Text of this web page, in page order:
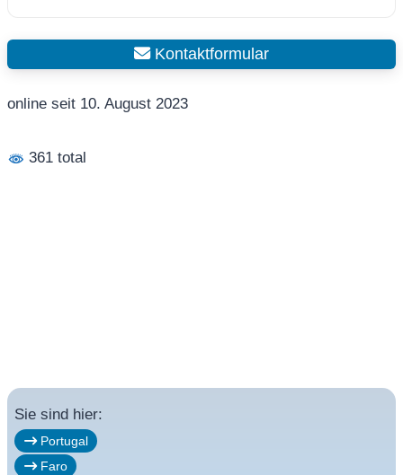
Kontaktformular
online seit 10. August 2023
361 total
Sie sind hier:
Portugal
Faro